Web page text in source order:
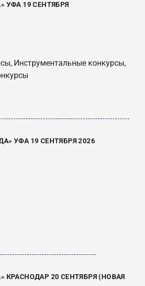
УФА 19 СЕНТЯБРЯ
Инструментальные конкурсы,
УФА 19 СЕНТЯБРЯ 2026
20 СЕНТЯБРЯ (НОВАЯ